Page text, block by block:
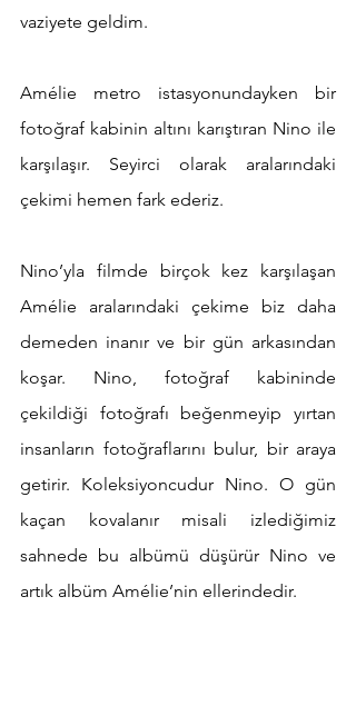
vaziyete geldim.
Amélie metro istasyonundayken bir
fotoğraf kabinin altını karıştıran Nino ile
karşılaşır. Seyirci olarak aralarındaki
çekimi hemen fark ederiz.
Nino’yla filmde birçok kez karşılaşan
Amélie aralarındaki çekime biz daha
demeden inanır ve bir gün arkasından
koşar. Nino, fotoğraf kabininde
çekildiği fotoğrafı beğenmeyip yırtan
insanların fotoğraflarını bulur, bir araya
getirir. Koleksiyoncudur Nino. O gün
kaçan kovalanır misali izlediğimiz
sahnede bu albümü düşürür Nino ve
artık albüm Amélie’nin ellerindedir.